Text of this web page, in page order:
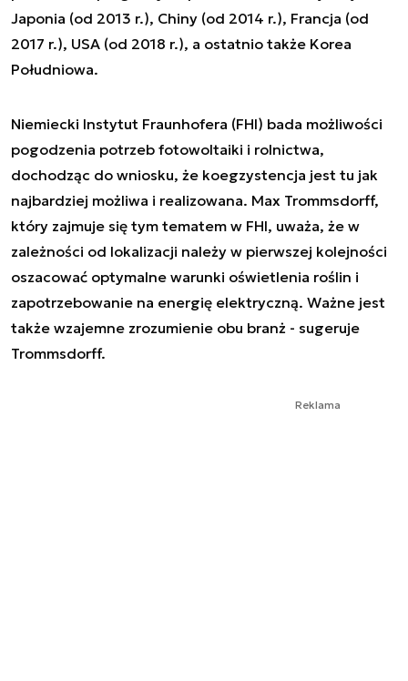
Japonia (od 2013 r.), Chiny (od 2014 r.), Francja (od
2017 r.), USA (od 2018 r.), a ostatnio także Korea
Południowa.
Niemiecki Instytut Fraunhofera (FHI) bada możliwości
pogodzenia potrzeb fotowoltaiki i rolnictwa,
dochodząc do wniosku, że koegzystencja jest tu jak
najbardziej możliwa i realizowana. Max Trommsdorff,
który zajmuje się tym tematem w FHI, uważa, że w
zależności od lokalizacji należy w pierwszej kolejności
oszacować optymalne warunki oświetlenia roślin i
zapotrzebowanie na energię elektryczną. Ważne jest
także wzajemne zrozumienie obu branż - sugeruje
Trommsdorff.
Reklama